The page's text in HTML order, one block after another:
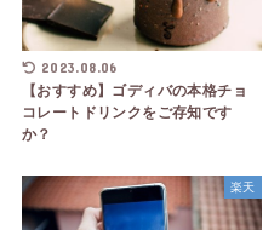
2023.08.06
【おすすめ】ゴディバの本格チョ
コレートドリンクをご存知です
か？
楽天